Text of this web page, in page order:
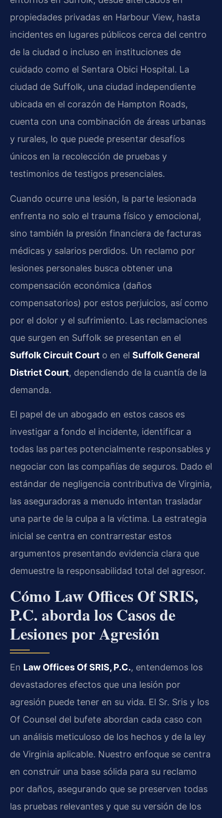
propiedades privadas en Harbour View, hasta
incidentes en lugares públicos cerca del centro
de la ciudad o incluso en instituciones de
cuidado como el Sentara Obici Hospital. La
ciudad de Suffolk, una ciudad independiente
ubicada en el corazón de Hampton Roads,
cuenta con una combinación de áreas urbanas
y rurales, lo que puede presentar desafíos
únicos en la recolección de pruebas y
testimonios de testigos presenciales.
Cuando ocurre una lesión, la parte lesionada
enfrenta no solo el trauma físico y emocional,
sino también la presión financiera de facturas
médicas y salarios perdidos. Un reclamo por
lesiones personales busca obtener una
compensación económica (daños
compensatorios) por estos perjuicios, así como
por el dolor y el sufrimiento. Las reclamaciones
que surgen en Suffolk se presentan en el
Suffolk Circuit Court o en el Suffolk General
District Court, dependiendo de la cuantía de la
demanda.
El papel de un abogado en estos casos es
investigar a fondo el incidente, identificar a
todas las partes potencialmente responsables y
negociar con las compañías de seguros. Dado el
estándar de negligencia contributiva de Virginia,
las aseguradoras a menudo intentan trasladar
una parte de la culpa a la víctima. La estrategia
inicial se centra en contrarrestar estos
argumentos presentando evidencia clara que
demuestre la responsabilidad total del agresor.
Cómo Law Offices Of SRIS,
P.C. aborda los Casos de
Lesiones por Agresión
En Law Offices Of SRIS, P.C., entendemos los
devastadores efectos que una lesión por
agresión puede tener en su vida. El Sr. Sris y los
Of Counsel del bufete abordan cada caso con
un análisis meticuloso de los hechos y de la ley
de Virginia aplicable. Nuestro enfoque se centra
en construir una base sólida para su reclamo
por daños, asegurando que se preserven todas
las pruebas relevantes y que su versión de los